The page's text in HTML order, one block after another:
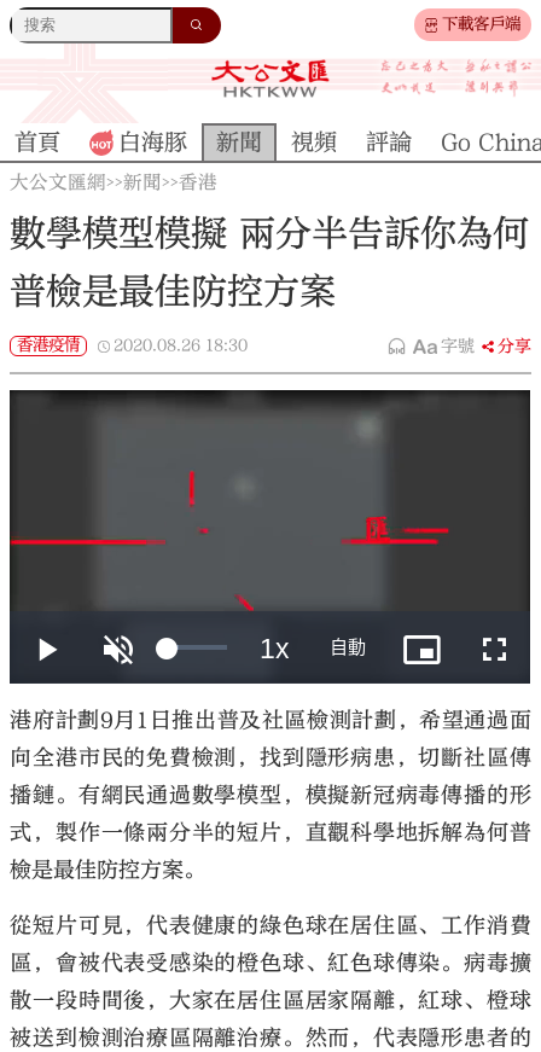
下載客戶端
首頁 白海豚 新聞 視頻 評論 Go
大公文匯網>>新聞>>香港
數學模型模擬 兩分半告訴你為何
普檢是最佳防控方案
香港疫情 2020.08.26 18:30 字號 分享
港府計劃9月1日推出普及社區檢測計劃，希望通過面
向全港市民的免費檢測，找到隱形病患，切斷社區傳
播鏈。有網民通過數學模型，模擬新冠病毒傳播的形
式，製作一條兩分半的短片，直觀科學地拆解為何普
檢是最佳防控方案。
從短片可見，代表健康的綠色球在居住區、工作消費
區，會被代表受感染的橙色球、紅色球傳染。病毒擴
散一段時間後，大家在居住區居家隔離，紅球、橙球
被送到檢測治療區隔離治療。然而，代表隱形患者的